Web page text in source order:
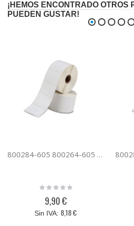
¡HEMOS ENCONTRADO OTROS
PUEDEN GUSTAR!
800284-605 800264-605 Recambio etiquetas compatible ZEBRA 101.5mm x 152mm 500 etiquetas
Rating:
9,90 €
8,18 €